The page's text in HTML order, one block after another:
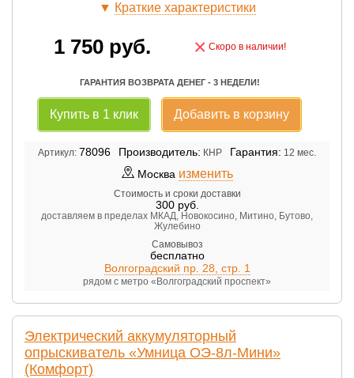
▼ Краткие характеристики
1 750 руб. × Скоро в наличии!
ГАРАНТИЯ ВОЗВРАТА ДЕНЕГ - 3 НЕДЕЛИ!
Купить в 1 клик Добавить в корзину
Артикул: 78096 Производитель: КНР Гарантия: 12 мес.
Москва изменить
Стоимость и сроки доставки
300руб.
доставляем в пределах МКАД, Новокосино, Митино, Бутово,
Жулебино
Самовывоз
бесплатно
Волгоградский пр. 28, стр. 1
рядом с метро «Волгоградский проспект»
Электрический аккумуляторный
опрыскиватель «Умница ОЭ-8л-Мини»
(Комфорт)